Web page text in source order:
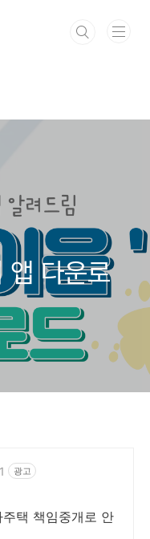
앱 다운로
광고
택 책임중개로 안